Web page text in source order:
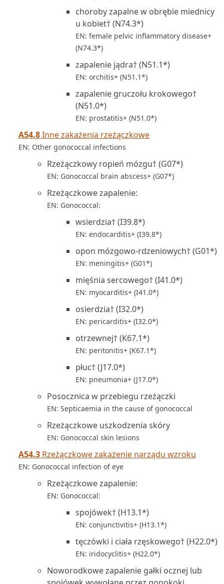
choroby zapalne w obrębie miednicy
u kobiet† (N74.3*)
EN: female pelvic inflammatory disease+
(N74.3*)
zapalenie jądra† (N51.1*)
EN: orchitis+ (N51.1*)
zapalenie gruczołu krokowego†
(N51.0*)
EN: prostatitis+ (N51.0*)
A54.8Inne zakażenia rzeżączkowe
EN: Other gonococcal infections
Rzeżączkowy ropień mózgu† (G07*)
EN: Gonococcal brain abscess+ (G07*)
Rzeżączkowe zapalenie:
EN: Gonococcal:
wsierdzia† (I39.8*)
EN: endocarditis+ (I39.8*)
opon mózgowo-rdzeniowych† (G01*)
EN: meningitis+ (G01*)
mięśnia sercowego† (I41.0*)
EN: myocarditis+ (I41.0*)
osierdzia† (I32.0*)
EN: pericarditis+ (I32.0*)
otrzewnej† (K67.1*)
EN: peritonitis+ (K67.1*)
płuc† (J17.0*)
EN: pneumonia+ (J17.0*)
Posocznica w przebiegu rzeżączki
EN: Septicaemia in the cause of gonococcal
Rzeżączkowe uszkodzenia skóry
EN: Gonococcal skin lesions
A54.3 Rzeżączkowe zakażenie narządu wzroku
EN: Gonococcal infection of eye
Rzeżączkowe zapalenie:
EN: Gonococcal:
spojówek† (H13.1*)
EN: conjunctivitis+ (H13.1*)
tęczówki i ciała rzęskowego† (H22.0*)
EN: iridocyclitis+ (H22.0*)
Noworodkowe zapalenie gałki ocznej lub